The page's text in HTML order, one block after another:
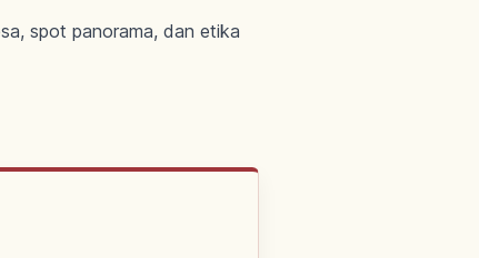
spot panorama, dan etika